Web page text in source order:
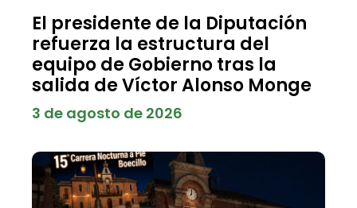
El presidente de la Diputación
refuerza la estructura del
equipo de Gobierno tras la
salida de Víctor Alonso Monge
3 de agosto de 2026